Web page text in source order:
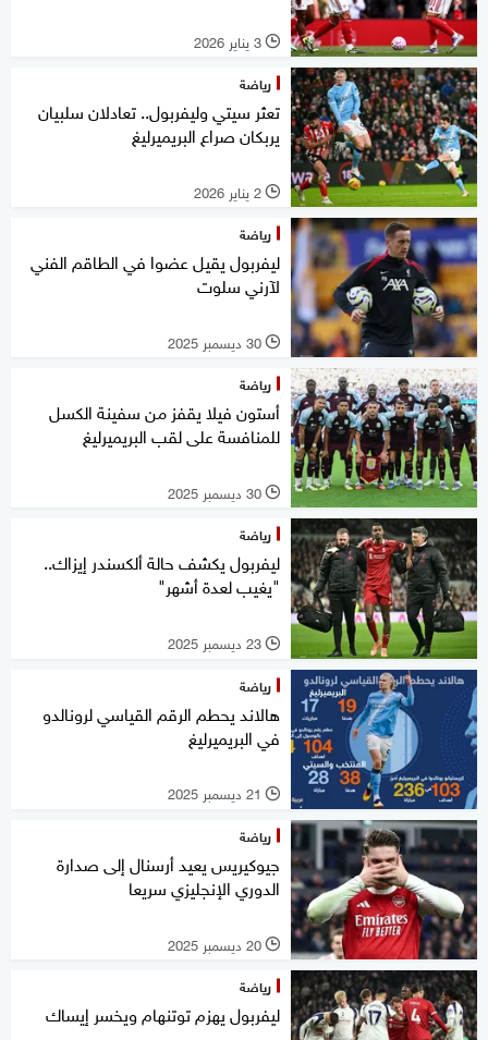
l 3 يناير 2026
رياضة
تعثر سيتي وليفربول.. تعادلان سلبيان
يربكان صراع البريميرليغ
l 2 يناير 2026
رياضة
ليفربول يقيل عضوا في الطاقم الفني
لآرني سلوت
l 30 ديسمبر 2025
رياضة
أستون فيلا يقفز من سفينة الكسل
للمنافسة على لقب البريميرليغ
l 30 ديسمبر 2025
رياضة
ليفربول يكشف حالة ألكسندر إيزاك..
"يغيب لعدة أشهر"
l 23 ديسمبر 2025
رياضة
هالاند يحطم الرقم القياسي لرونالدو
في البريميرليغ
l 21 ديسمبر 2025
رياضة
جيوكيريس يعيد أرسنال إلى صدارة
الدوري الإنجليزي سريعا
l 20 ديسمبر 2025
رياضة
ليفربول يهزم توتنهام ويخسر إيساك